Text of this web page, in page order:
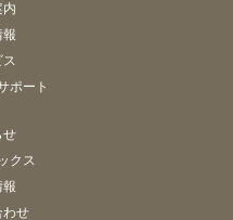
内
報
ス
ポート
せ
クス
報
わせ